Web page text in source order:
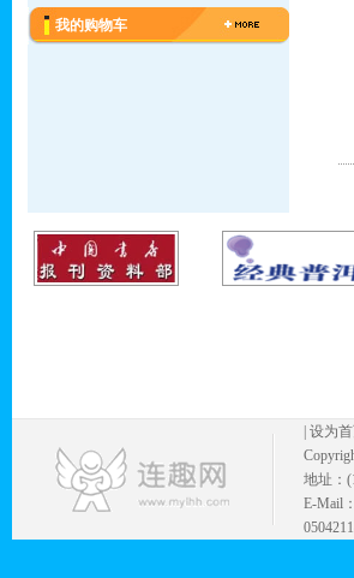
我的购物车
设为
地址：
E-Mail